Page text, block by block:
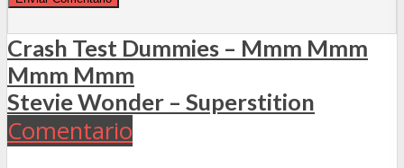
Crash Test Dummies – Mmm Mmm
Mmm Mmm
Stevie Wonder – Superstition
Comentario